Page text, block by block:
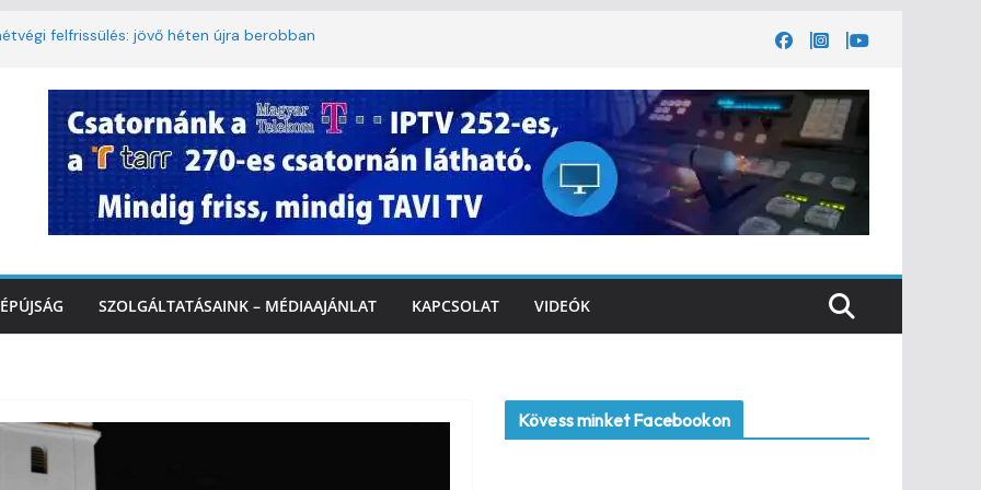
felfrissülés: jövő héten újra berobban
A 3. kerület TVE csapatát fogadta a
a tűzoltók dolgát Marcalinál
közlekedésért, elektromos
SZOLGÁLTATÁSAINK – MÉDIAAJÁNLAT KAPCSOLAT VIDEÓK
Kövess minket Facebookon